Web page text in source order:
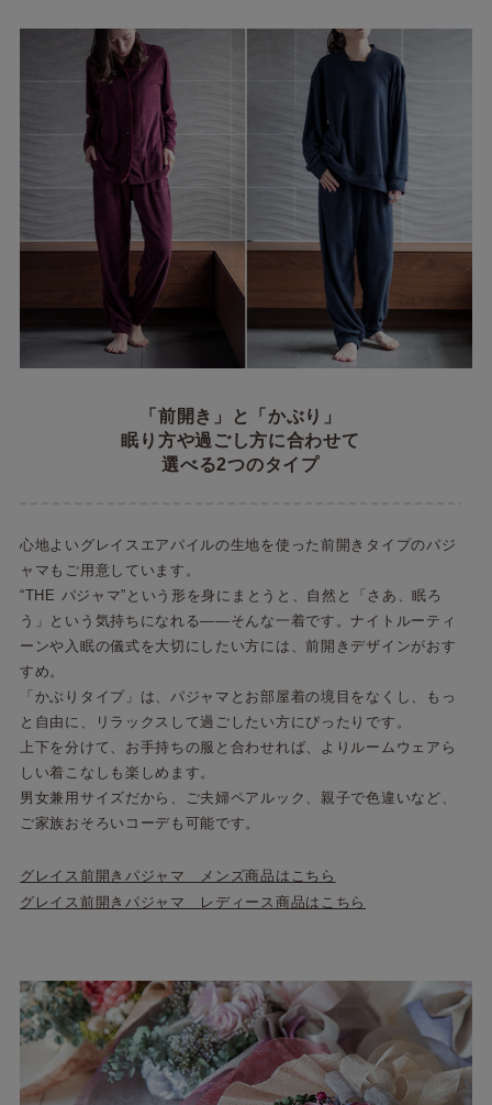
「前開き」と「かぶり」
眠り方や過ごし方に合わせて
選べる2つのタイプ
心地よいグレイスエアパイルの生地を使った前開きタイプのパジ
ャマもご用意しています。
“THE パジャマ”という形を身にまとうと、自然と「さあ、眠ろ
う」という気持ちになれる――そんな一着です。ナイトルーティ
ーンや入眠の儀式を大切にしたい方には、前開きデザインがおす
すめ。
「かぶりタイプ」は、パジャマとお部屋着の境目をなくし、もっ
と自由に、リラックスして過ごしたい方にぴったりです。
上下を分けて、お手持ちの服と合わせれば、よりルームウェアら
しい着こなしも楽しめます。
男女兼用サイズだから、ご夫婦ペアルック、親子で色違いなど、
ご家族おそろいコーデも可能です。
グレイス前開きパジャマ メンズ商品はこちら
グレイス前開きパジャマ レディース商品はこちら